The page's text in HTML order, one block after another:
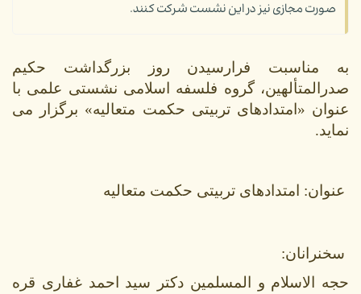
صورت مجازی نیز در این نشست شرکت کنند.
به مناسبت فرارسیدن روز بزرگداشت حکیم
صدرالمتألهین، گروه فلسفه اسلامی نشستی علمی با
عنوان «امتدادهای تربیتی حکمت متعالیه» برگزار می
نماید.
عنوان: امتدادهای تربیتی حکمت متعالیه
سخنرانان:
حجه الاسلام و المسلمین دکتر سید احمد غفاری قره